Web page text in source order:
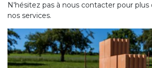
N'hésitez pas à nous contacter pour
nos services.